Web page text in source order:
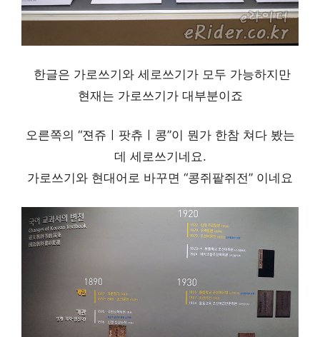
한글은 가로쓰기와 세로쓰기가 모두 가능하지만
현재는 가로쓰기가 대부분이죠
오른쪽의 “젼쥬ㅣ팟츄ㅣ콩”이 뭔가 한참 쳐다 봤는
데 세로쓰기네요.
가로쓰기와 현대어로 바꾸면 “콩쥐팥쥐전” 이네요